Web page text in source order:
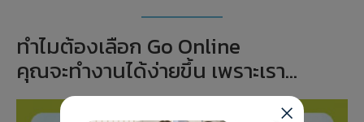
ทำไมต้องเลือก Go Online
คุณจะทำงานได้ง่ายขึ้น เพราะเรา…